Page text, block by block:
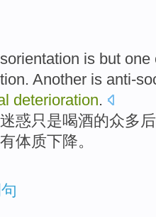
is but one
. Another is anti-
deterioration.
迷惑只是喝酒的众多
体质下降。